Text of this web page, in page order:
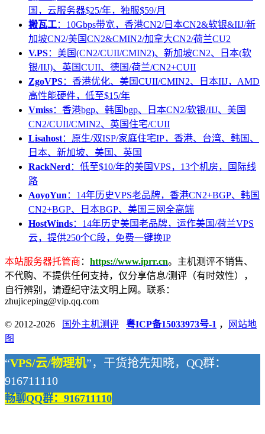
国，云服务器$25/年，独服$59/月
搬瓦工：10Gbps带宽，香港CN2/日本CN2&软银&IIJ/新
加坡CN2/美国CN2&CMIN2/加拿大CN2/荷兰CU2
V.PS：美国(CN2/CUII/CMIN2)、新加坡CN2、日本(软
银/IIJ)、英国CUII、德国/荷兰/CN2+CUII
ZgoVPS：香港优化、美国CUII/CMIN2、日本IIJ，AMD
高性能硬件，低至$15/年
Vmiss：香港bgp、韩国bgp、日本CN2/软银/IIJ、美国
CN2/CUII/CMIN2、英国住宅/CUII
Lisahost：原生/双ISP/家庭住宅IP，香港、台湾、韩国、
日本、新加坡、美国、英国
RackNerd ：低至$10/年的美国VPS，13个机房，国际线
路
AoyoYun ：14年历史VPS老品牌，香港CN2+BGP、韩国
CN2+BGP、日本BGP、美国三网全高端
HostWinds：14年历史美国老品牌，运作美国/荷兰VPS
云，提供250个C段，免费一键换IP
本站服务器托管商 ： https://www.iprr.cn。主机测评不销售、
不代购、不提供任何支持，仅分享信息/测评（有时效性），
自行辨别，请遵纪守法文明上网。联系：
zhujiceping@vip.qq.com
© 2012-2026 国外主机测评 粤ICP备15033973号-1 ，
网站地
图
“VPS/云/物理机”，干货抢先知晓，QQ群：
916711110
畅聊QQ群：916711110